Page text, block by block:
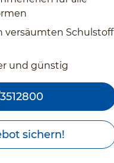
versäumten Schulstoff
und günstig
sichern!